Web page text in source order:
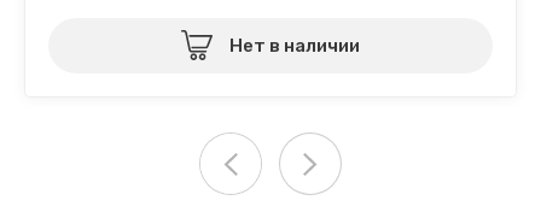
Нет в наличии